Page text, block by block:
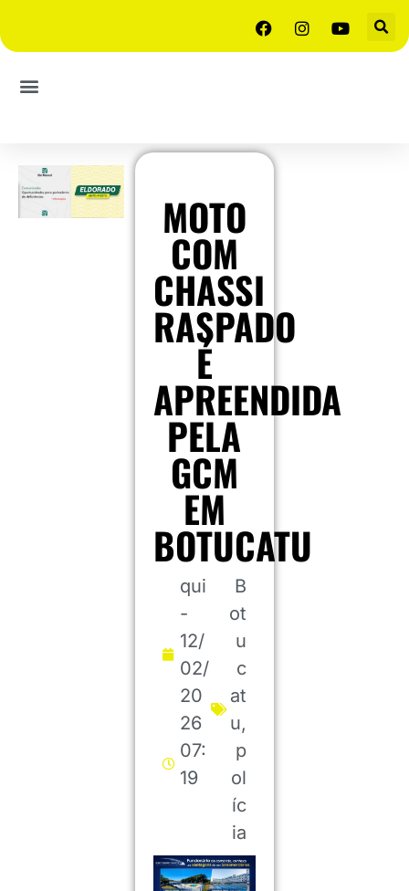
MOTO
COM
CHASSI
RASPADO
É
APREENDIDA
PELA
GCM
EM
BOTUCATU
qui
-
12/
02/
20
26
07:
19
B
ot
u
c
at
u,
p
ol
íc
ia